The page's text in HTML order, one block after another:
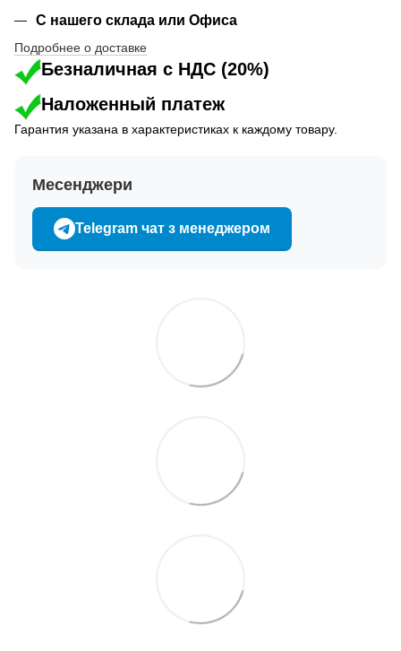
С нашего склада или Офиса
Подробнее о доставке
Безналичная с НДС (20%)
Наложенный платеж
Гарантия указана в характеристиках к каждому товару.
Месенджери
Telegram чат з менеджером